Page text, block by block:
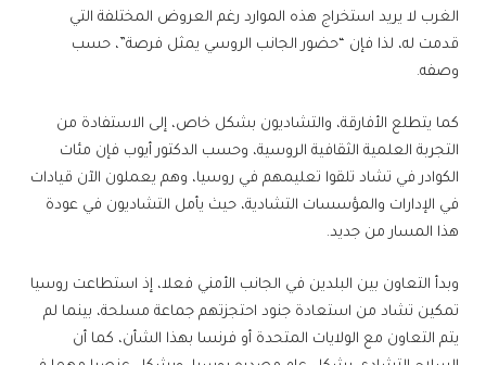
الغرب لا يريد استخراج هذه الموارد رغم العروض المختلفة التي
قدمت له، لذا فإن “حضور الجانب الروسي يمثل فرصة”، حسب
وصفه.
كما يتطلع الأفارقة، والتشاديون بشكل خاص، إلى الاستفادة من
التجربة العلمية الثقافية الروسية، وحسب الدكتور أيوب فإن مئات
الكوادر في تشاد تلقوا تعليمهم في روسيا، وهم يعملون الآن قيادات
في الإدارات والمؤسسات التشادية، حيث يأمل التشاديون في عودة
هذا المسار من جديد.
وبدأ التعاون بين البلدين في الجانب الأمني فعلا، إذ استطاعت روسيا
تمكين تشاد من استعادة جنود احتجزتهم جماعة مسلحة، بينما لم
يتم التعاون مع الولايات المتحدة أو فرنسا بهذا الشأن، كما أن